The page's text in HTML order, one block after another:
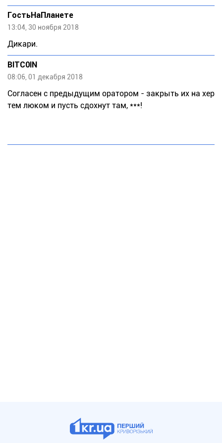
ГостьНаПланете
13:04, 30 ноября 2018
Дикари.
BITC0IN
08:06, 01 декабря 2018
Согласен с предыдущим оратором - закрыть их на хер
тем люком и пусть сдохнут там, ***!